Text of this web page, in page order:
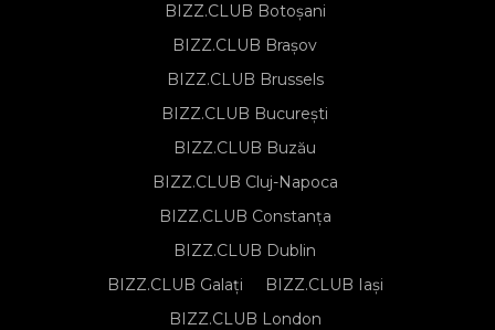
BIZZ.CLUB Botoșani
BIZZ.CLUB Brașov
BIZZ.CLUB Brussels
BIZZ.CLUB București
BIZZ.CLUB Buzău
BIZZ.CLUB Cluj-Napoca
BIZZ.CLUB Constanța
BIZZ.CLUB Dublin
BIZZ.CLUB Galați
BIZZ.CLUB Iași
BIZZ.CLUB London